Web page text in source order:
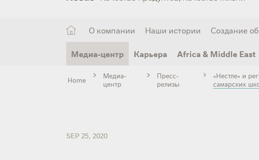
О компании Наши истории Создание
Медиа-центр Карьера Africa & Middle East
Home
Медиа-
центр
Пресс-
релизы
«Нестле» и
самарских
SEP 25, 2020